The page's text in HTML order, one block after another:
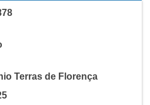
Terras de Florença